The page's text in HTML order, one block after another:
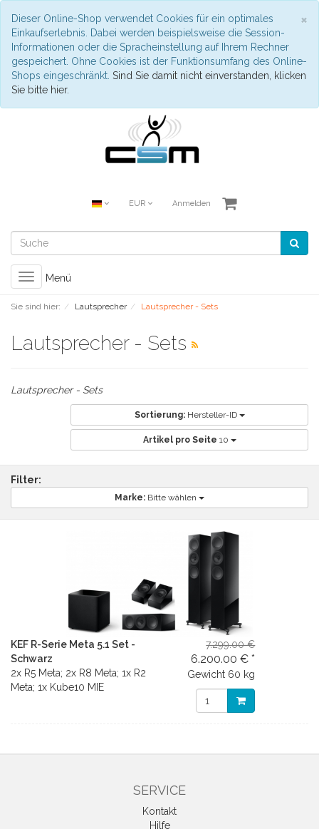
×
Dieser Online-Shop verwendet Cookies für ein optimales
Einkaufserlebnis. Dabei werden beispielsweise die Session-
Informationen oder die Spracheinstellung auf Ihrem Rechner
gespeichert. Ohne Cookies ist der Funktionsumfang des Online-
Shops eingeschränkt. Sind Sie damit nicht einverstanden, klicken
Sie bitte hier.
EUR Anmelden
Toggle
navigation
Menü
Sie sind hier: Lautsprecher Lautsprecher - Sets
Lautsprecher - Sets
Lautsprecher - Sets
Sortierung: Hersteller-ID
Artikel pro Seite 10
Filter:
Marke: Bitte wählen
KEF R-Serie Meta 5.1 Set -
Schwarz
2x R5 Meta; 2x R8 Meta; 1x R2
Meta; 1x Kube10 MIE
7.299.00 €
6.200.00 € *
Gewicht 60 kg
SERVICE
Kontakt
Hilfe